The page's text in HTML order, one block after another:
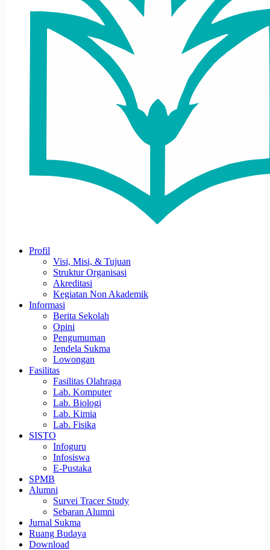
Profil
Visi, Misi, & Tujuan
Struktur Organisasi
Akreditasi
Kegiatan Non Akademik
Informasi
Berita Sekolah
Opini
Pengumuman
Jendela Sukma
Lowongan
Fasilitas
Fasilitas Olahraga
Lab. Komputer
Lab. Biologi
Lab. Kimia
Lab. Fisika
SISTO
Infoguru
Infosiswa
E-Pustaka
SPMB
Alumni
Survei Tracer Study
Sebaran Alumni
Jurnal Sukma
Ruang Budaya
Download